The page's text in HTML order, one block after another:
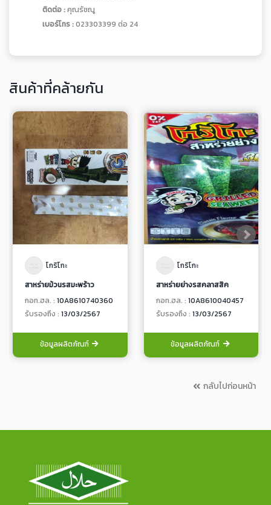
ติดต่อ :คุณรัชณู
เบอร์โทร :023303399 ต่อ 24
สินค้าที่คล้ายกัน
โกริโกะ
สาหร่ายม้วนรสมะพร้าว
กอท.ฮล. : 10A8610740360
รับรองถึง : 13/03/2567
ข้อมูลผลิตภัณฑ์
โกริโกะ
สาหร่ายย่างรสคลาสสิค
กอท.ฮล. : 10A8610040457
รับรองถึง : 13/03/2567
ข้อมูลผลิตภัณฑ์
กลับไปก่อนหน้า